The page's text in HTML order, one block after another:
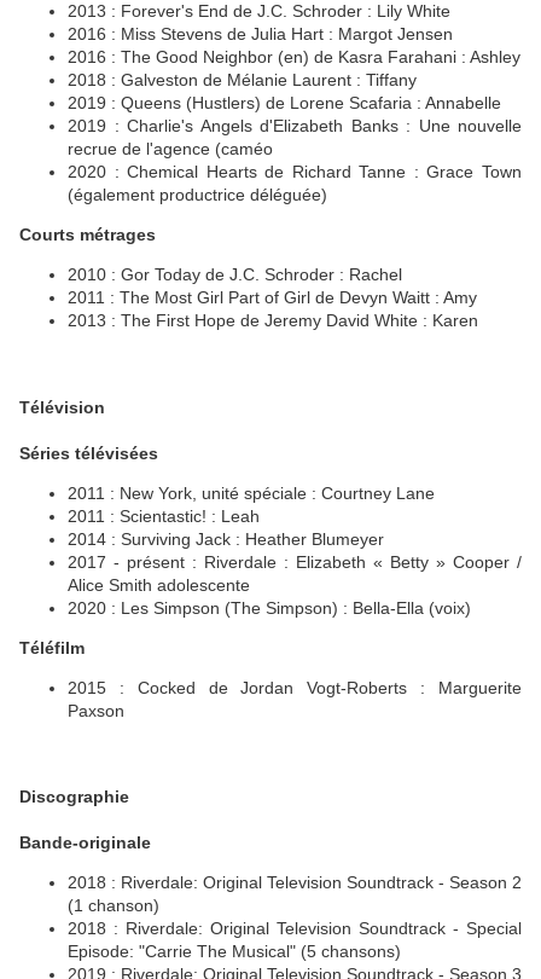
2013 : Forever's End de J.C. Schroder : Lily White
2016 : Miss Stevens de Julia Hart : Margot Jensen
2016 : The Good Neighbor (en) de Kasra Farahani : Ashley
2018 : Galveston de Mélanie Laurent : Tiffany
2019 : Queens (Hustlers) de Lorene Scafaria : Annabelle
2019 : Charlie's Angels d'Elizabeth Banks : Une nouvelle
recrue de l'agence (caméo
2020 : Chemical Hearts de Richard Tanne : Grace Town
(également productrice déléguée)
Courts métrages
2010 : Gor Today de J.C. Schroder : Rachel
2011 : The Most Girl Part of Girl de Devyn Waitt : Amy
2013 : The First Hope de Jeremy David White : Karen
Télévision
Séries télévisées
2011 : New York, unité spéciale : Courtney Lane
2011 : Scientastic! : Leah
2014 : Surviving Jack : Heather Blumeyer
2017 - présent : Riverdale : Elizabeth « Betty » Cooper /
Alice Smith adolescente
2020 : Les Simpson (The Simpson) : Bella-Ella (voix)
Téléfilm
2015 : Cocked de Jordan Vogt-Roberts : Marguerite
Paxson
Discographie
Bande-originale
2018 : Riverdale: Original Television Soundtrack - Season 2
(1 chanson)
2018 : Riverdale: Original Television Soundtrack - Special
Episode: "Carrie The Musical" (5 chansons)
2019 : Riverdale: Original Television Soundtrack - Season 3